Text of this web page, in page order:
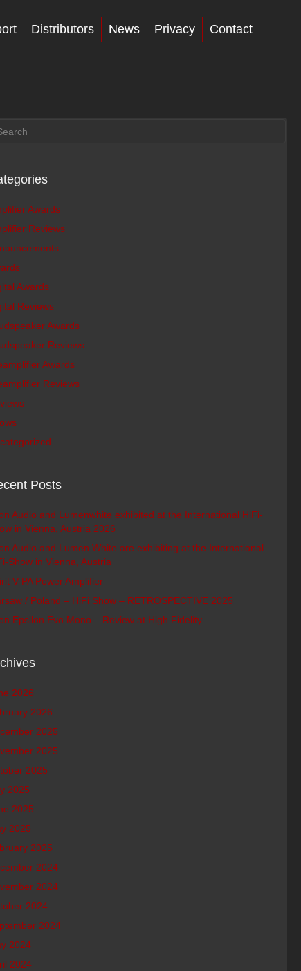
Distributors News Privacy Contact
Awards
Reviews
Awards
Reviews
Awards
Reviews
Awards
Reviews
Posts
Audio and Lumenwhite exhibited at the International HiFi-
in Vienna, Austria 2026
Audio and Lumen White are exhibiting at the International
Show in Vienna, Austria
V PA Power Amplifier
/ Poland – HiFi Show – RETROSPECTIVE 2025
Epsilon Evo Mono – Review at High Fidelity
2026
2026
2025
2025
2025
2025
2025
2025
2025
2024
2024
2024
2024
2024
2024